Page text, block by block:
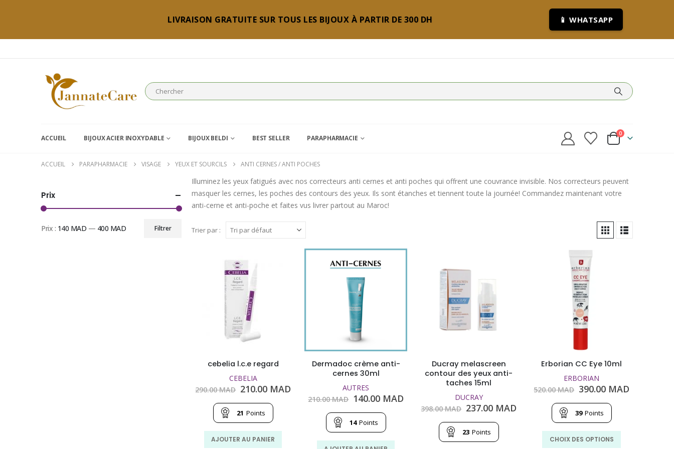
LIVRAISON GRATUITE SUR TOUS LES BIJOUX À PARTIR DE 300 DH 📱 WHATSAPP
ACCUEIL BIJOUX ACIER INOXYDABLE BIJOUX BELDI BEST SELLER PARAPHARMACIE
0
ACCUEIL PARAPHARMACIE VISAGE YEUX ET SOURCILS ANTI CERNES / ANTI POCHES
Illuminez les yeux fatigués avec nos correcteurs anti cernes et anti poches qui offrent une couvrance invisible. Nos correcteurs peuvent
masquer les cernes, les poches des contours des yeux. Ils sont étanches et tiennent toute la journée! Commandez maintenant votre
anti-cerne et anti-poche et faites vus livrer partout au Maroc!
Trier par :
cebelia l.c.e regard
CEBELIA
290.00MAD Le
initial
était :
290.00
MAD.
210.00MADLe
21 Points
AJOUTER AU PANIER
Dermadoc crème anti-
cernes 30ml
AUTRES
210.00MAD Le
initial
était :
210.00
MAD.
140.00MADLe
14 Points
Ducray melascreen
contour des yeux anti-
taches 15ml
DUCRAY
398.00MAD Le
initial
était :
398.00
237.00MADLe
23 Points
Erborian CC Eye 10ml
ERBORIAN
520.00MAD Le
initial
était :
520.00
MAD.
390.00MADLe
39 Points
CHOIX DES OPTIONS
Prix
Filtrer
Prix : 140 MAD — 400 MAD